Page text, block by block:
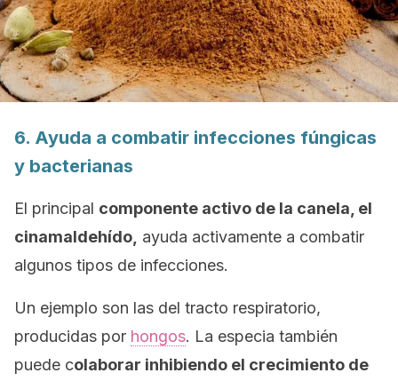
6. Ayuda a combatir infecciones fúngicas
y bacterianas
El principal componente activo de la canela, el
cinamaldehído, ayuda activamente a combatir
algunos tipos de infecciones.
Un ejemplo son las del tracto respiratorio,
producidas por hongos. La especia también
puede colaborar inhibiendo el crecimiento de